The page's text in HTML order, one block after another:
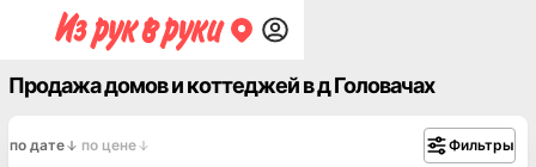
Продажа домов и коттеджей в д Головачах
по дате по цене Фильтры